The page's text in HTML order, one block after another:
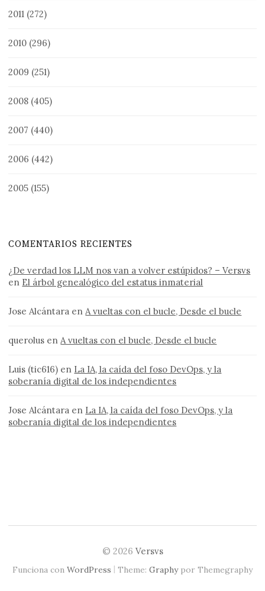
2011 (272)
2010 (296)
2009 (251)
2008 (405)
2007 (440)
2006 (442)
2005 (155)
COMENTARIOS RECIENTES
¿De verdad los LLM nos van a volver estúpidos? – Versvs
en El árbol genealógico del estatus inmaterial
Jose Alcántara enA vueltas con el bucle, Desde el bucle
querolus enA vueltas con el bucle, Desde el bucle
Luis (tic616) en La IA, la caída del foso DevOps, y la
soberanía digital de los independientes
Jose Alcántara en La IA, la caída del foso DevOps, y la
soberanía digital de los independientes
© 2026 Versvs
Funciona con WordPress | Theme: Graphypor Themegraphy